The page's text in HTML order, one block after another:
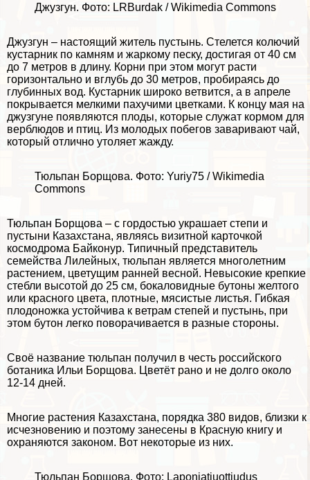
Джузгун. Фото: LRBurdak / Wikimedia Commons
Джузгун – настоящий житель пустынь. Стелется колючий
кустарник по камням и жаркому песку, достигая от 40 см
до 7 метров в длину. Корни при этом могут расти
горизонтально и вглубь до 30 метров, пробираясь до
глубинных вод. Кустарник широко ветвится, а в апреле
покрывается мелкими пахучими цветками. К концу мая на
джузгуне появляются плоды, которые служат кормом для
верблюдов и птиц. Из молодых побегов заваривают чай,
который отлично утоляет жажду.
Тюльпан Борщова. Фото: Yuriy75 / Wikimedia
Commons
Тюльпан Борщова – с гордостью украшает степи и
пустыни Казахстана, являясь визитной карточкой
космодрома Байконур. Типичный представитель
семейства Лилейных, тюльпан является многолетним
растением, цветущим ранней весной. Невысокие крепкие
стeбли высотой до 25 см, бокаловидные бутоны желтого
или красного цвета, плотные, мясистые листья. Гибкая
плодоножка устойчива к ветрам степей и пустынь, при
этом бутон легко поворачивается в разные стороны.
Своё название тюльпан получил в честь российского
ботаника Ильи Борщова. Цветёт рано и не долго около
12-14 дней.
Многие растения Казахстана, порядка 380 видов, близки к
исчезновению и поэтому занесены в Красную книгу и
охраняются законом. Вот некоторые из них.
Тюльпан Борщова. Фото: Laponiatjuottjudus